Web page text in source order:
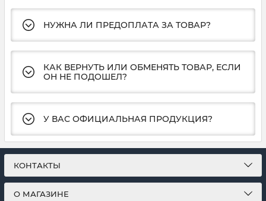
НУЖНА ЛИ ПРЕДОПЛАТА ЗА ТОВАР?
КАК ВЕРНУТЬ ИЛИ ОБМЕНЯТЬ ТОВАР, ЕСЛИ
ОН НЕ ПОДОШЕЛ?
У ВАС ОФИЦИАЛЬНАЯ ПРОДУКЦИЯ?
КОНТАКТЫ
О МАГАЗИНЕ